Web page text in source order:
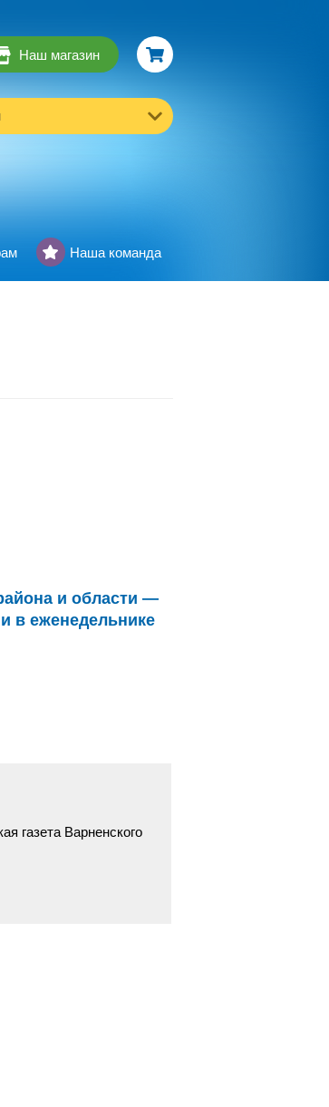
Наш магазин
Наша команда
и области —
в еженедельнике
газета Варненского